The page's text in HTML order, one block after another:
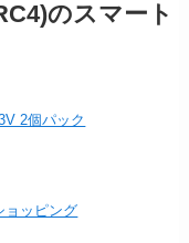
のスマート
2個パック
ョッピング